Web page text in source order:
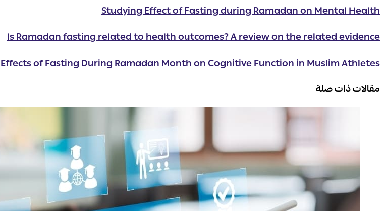
Studying Effect of Fasting during Ramadan on Mental Health
Is Ramadan fasting related to health outcomes? A review on the related evidence
Effects of Fasting During Ramadan Month on Cognitive Function in Muslim Athletes
مقالات ذات صلة